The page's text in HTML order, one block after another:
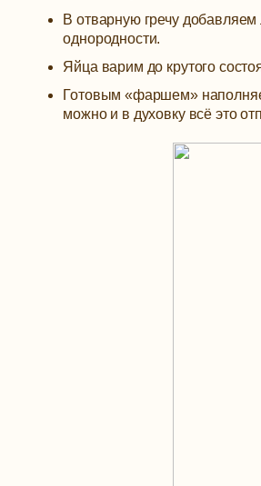
В отварную гречу
однородности.
Яйца варим до крутого
Готовым «фаршем»
можно и в духовку всё это